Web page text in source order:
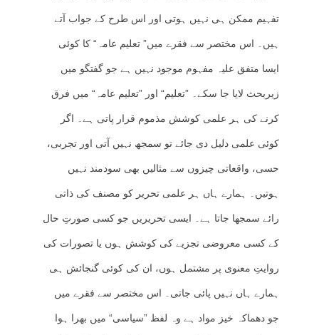
تفہیم ممکن ہی نہیں ہوتی اور اس طرح کے جواب آتے
ہیں۔ اس مختصر سے فقرے میں” تعلیم عامہ“ کا کوئی
ایسا متفق علیہ مفہوم موجود نہیں ہے جو گفتگو میں
زیربحث لایا جا سکے۔ ”تعلیم“ اور ”تعلیم عامہ“ میں فرق
کرنے کی ہر علمی کوشش مذموم قرار پاتی ہے۔ اگر
کوئی علمی دلیل دی جائے تو سمجھ نہیں آتی اور تجربی،
حسی، واقعاتی چیزوں سے مثالیں بھی سودمند نہیں
ہوتیں۔ ہمارے ہاں ہر علمی تحریر کو مصنف کی ذاتی
رائے سمجھا جاتا ہے۔ ایسی تحریریں جو کسی صورتِ حال
کے کسی معروضی تجزیے کی کوشش ہوں یا تصورات کی
روایتِ معنوی پر مشتمل ہوں، ان کی کوئی گنجائش ہی
ہمارے ہاں نہیں پائی جاتی۔ اس مختصر سے فقرے میں
جو دھماکہ خیز مواد ہے وہ لفظ ”سیاسی“ میں بھرا ہوا